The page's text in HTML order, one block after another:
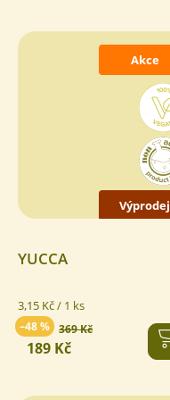
Akce
Výprodej
YUCCA
189 Kč
Měrná
cena:
3,15 Kč / 1 ks
369 Kč
–48 %